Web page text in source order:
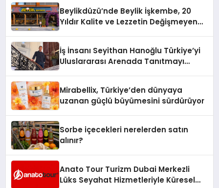
Beylikdüzü’nde Beylik İşkembe, 20
Yıldır Kalite ve Lezzetin Değişmeyen
İş İnsanı Seyithan Hanoğlu Türkiye’yi
Uluslararası Arenada Tanıtmayı
Mirabellix, Türkiye’den dünyaya
uzanan güçlü büyümesini sürdürüyor
Sorbe içecekleri nerelerden satın
alınır?
Anato Tour Turizm Dubai Merkezli
Lüks Seyahat Hizmetleriyle Küresel